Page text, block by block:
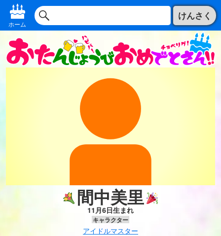
ホーム
けんさく
間中美里
11月6日生まれ
キャラクター
アイドルマスター